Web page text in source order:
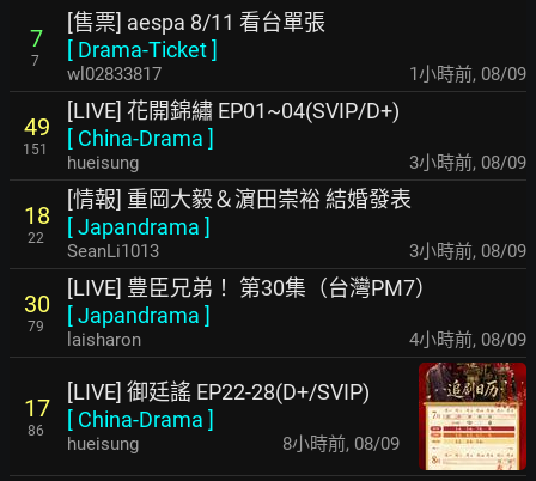
7
7
[售票] aespa 8/11 看台單張
[ Drama-Ticket]
wl02833817 1小時前, 08/09
49
151
[LIVE] 花開錦繡 EP01~04(SVIP/D+)
[ China-Drama ]
hueisung 3小時前, 08/09
18
22
[情報] 重岡大毅＆濵田崇裕 結婚發表
[Japandrama ]
SeanLi1013 3小時前, 08/09
30
79
[LIVE] 豊臣兄弟！ 第30集（台灣PM7）
[Japandrama ]
laisharon 4小時前, 08/09
17
86
[LIVE] 御廷謠 EP22-28(D+/SVIP)
[ China-Drama ]
hueisung 8小時前, 08/09